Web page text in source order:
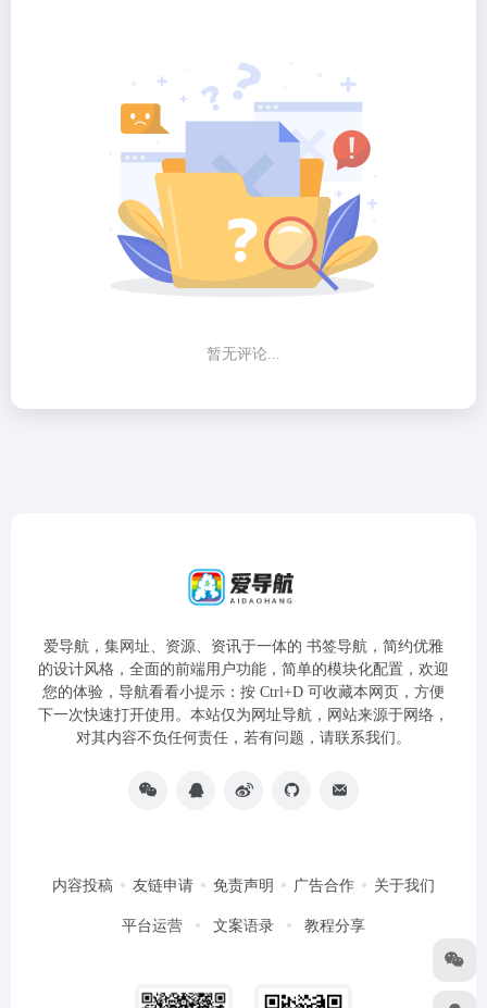
暂无评论...
爱导航，集网址、资源、资讯于一体的 书签导航，简约优雅
的设计风格，全面的前端用户功能，简单的模块化配置，欢迎
您的体验，导航看看小提示：按 Ctrl+D 可收藏本网页，方便
下一次快速打开使用。本站仅为网址导航，网站来源于网络，
对其内容不负任何责任，若有问题，请联系我们。
内容投稿 友链申请 免责声明 广告合作 关于我们
平台运营 文案语录 教程分享